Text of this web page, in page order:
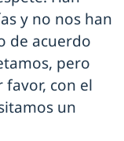
y no nos han
de acuerdo
pero
con el
un